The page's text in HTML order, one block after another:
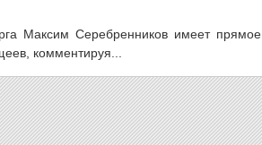
Максим Серебренников имеет прямое
комментируя...